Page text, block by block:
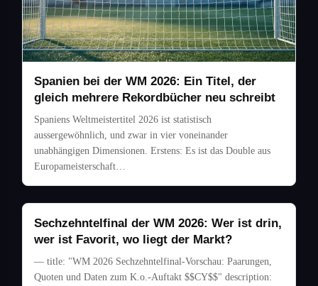
Spanien bei der WM 2026: Ein Titel, der
gleich mehrere Rekordbücher neu schreibt
Spaniens Weltmeistertitel 2026 ist statistisch
aussergewöhnlich, und zwar in vier voneinander
unabhängigen Dimensionen. Erstens: Es ist das Double aus
Europameisterschaft…
Sechzehntelfinal der WM 2026: Wer ist drin,
wer ist Favorit, wo liegt der Markt?
— title: "WM 2026 Sechzehntelfinal-Vorschau: Paarungen,
Quoten und Daten zum K.o.-Auftakt $$CY$$" description: